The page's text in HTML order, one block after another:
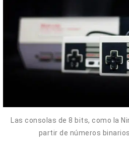
Las consolas de 8 bits, como la
partir de números